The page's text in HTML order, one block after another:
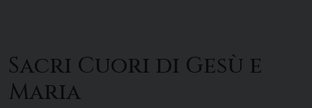
Sacri Cuori di Gesù e
Maria